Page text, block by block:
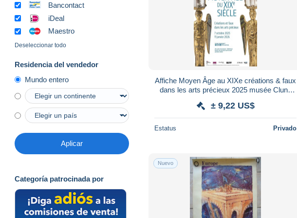
Bancontact
iDeal
Maestro
Deseleccionar todo
Residencia del vendedor
Mundo entero
Aplicar
Categoría patrocinada por
Affiche Moyen Âge au XIXe créations & faux
dans les arts précieux 2025 musée Cluny
± 9,22 US$
Estatus Privado
Nuevo